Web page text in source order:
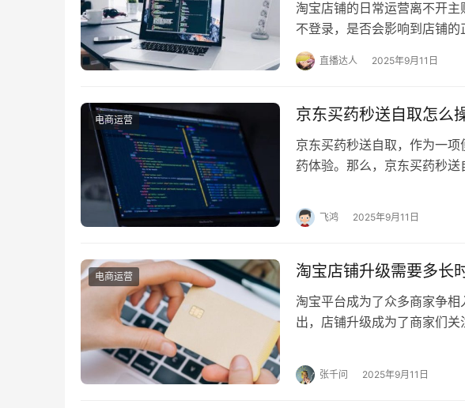
淘宝店铺的日常运营离不开
不登录，是否会影响到店铺
宝主账号不登录会不会影响店
直播达人 2025年9月11日
电商运营 京东买药秒送自取怎么
京东买药秒送自取，作为一
药体验。那么，京东买药秒
飞鸿 2025年9月11日
电商运营 淘宝店铺升级需要多长
淘宝平台成为了众多商家争
出，店铺升级成为了商家们
张千问 2025年9月11日